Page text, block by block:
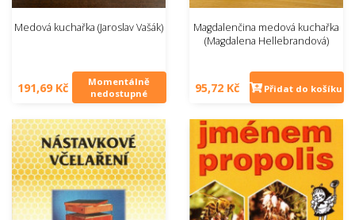
Medová kuchařka (Jaroslav Vašák)
191,69 Kč
Momentálně
nedostupné
Magdalenčina medová kuchařka
(Magdalena Hellebrandová)
95,72 Kč Přidat do košíku